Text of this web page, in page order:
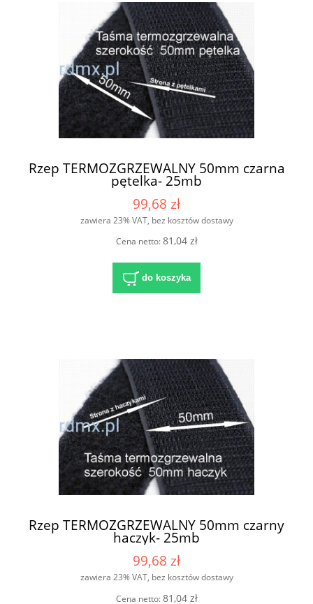
Rzep TERMOZGRZEWALNY 50mm czarna
pętelka- 25mb
99,68 zł
zawiera 23% VAT, bez kosztów dostawy
Cena netto:81,04 zł
do koszyka
Rzep TERMOZGRZEWALNY 50mm czarny
haczyk- 25mb
99,68 zł
zawiera 23% VAT, bez kosztów dostawy
Cena netto:81,04 zł